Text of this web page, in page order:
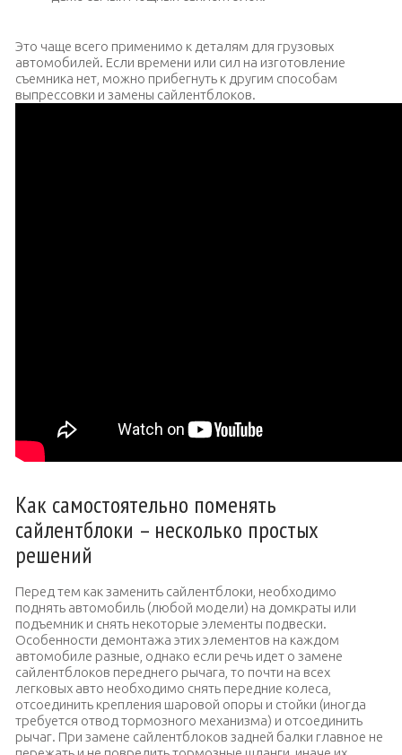
Это чаще всего применимо к деталям для грузовых
автомобилей. Если времени или сил на изготовление
съемника нет, можно прибегнуть к другим способам
выпрессовки и замены сайлентблоков.
Как самостоятельно поменять
сайлентблоки – несколько простых
решений
Перед тем как заменить сайлентблоки, необходимо
поднять автомобиль (любой модели) на домкраты или
подъемник и снять некоторые элементы подвески.
Особенности демонтажа этих элементов на каждом
автомобиле разные, однако если речь идет о замене
сайлентблоков переднего рычага, то почти на всех
легковых авто необходимо снять передние колеса,
отсоединить крепления шаровой опоры и стойки (иногда
требуется отвод тормозного механизма) и отсоединить
рычаг. При замене сайлентблоков задней балки главное не